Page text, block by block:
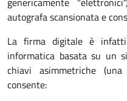
autografa scansionata e
La firma digitale è
informatica basata su un
chiavi asimmetriche
consente: